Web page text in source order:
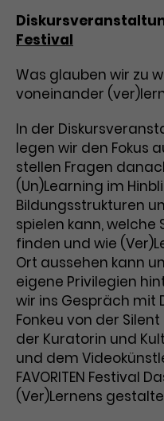
und es
Anbieter TYPO3
Laufzeit 1 Monat
Zweck
Enthält
Optin-
Laufzeit 2 Jahre
Zweck
Analytics
wird
und die
den
eine
um
Name _gid
Anbieter Google
Laufzeit 1 Tag
Marketing
Diese Gruppe
Conversions zu
uns dabei
die Interessen
Name
_gcl_au
Anbieter Google
Laufzeit 3 Monate
Zweck
Wird von
die
messen
Google-
Website
Cookie-Informationen
Festival
Was glauben wir zu
voneinander
In der
legen wir den Fokus
stellen Fragen
(Un)Learning im
Bildungsstrukturen
spielen kann,
finden und wie
Ort aussehen kann
eigene Privilegien
wir ins Gespräch mit
Fonkeu von der
der Kuratorin und
und dem
FAVORITEN Festival
(Ver)Lernens